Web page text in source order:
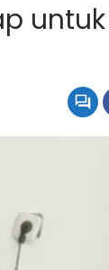
untuk